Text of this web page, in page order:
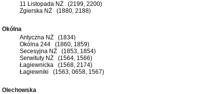
11 Listopada NŻ (2199, 2200)
Zgierska NŻ (1880, 2188)
Okólna
Antyczna NŻ (1834)
Okólna 244 (1860, 1859)
Secesyjna NŻ (1853, 1854)
Serwituty NŻ (1564, 1566)
Łagiewnicka (1568, 2174)
Łagiewniki (1563, 0658, 1567)
Olechowska